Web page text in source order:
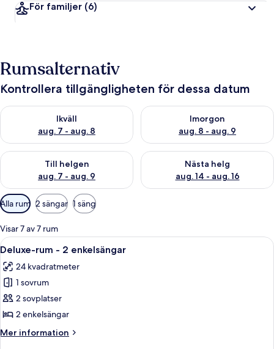
För familjer (6)
Rumsalternativ
Kontrollera tillgängligheten för dessa datum
Ikväll
aug. 7 - aug. 8
Kontrollera tillgängligheten för ikväll aug. 7 - aug. 8
Imorgon
aug. 8 - aug. 9
Kontrollera tillgängligheten
Till helgen
aug. 7 - aug. 9
Kontrollera tillgängligheten för den här helgen aug. 7 - aug. 9
Nästa helg
aug. 14 - aug. 16
Kontrollera tillgängligheten
Tillgängliga
filter
för
rum
Alla rum 2 sängar 1 säng
Visar 7 av 7 rum
Öppna
alla
foton
för
Deluxe-
rum
-
2
Deluxe-rum - 2 enkelsängar |
1
Deluxe-rum - 2 enkelsängar
24 kvadratmeter
1 sovrum
2 sovplatser
2 enkelsängar
Mer information
Mer